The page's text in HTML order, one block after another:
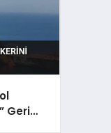
Geri